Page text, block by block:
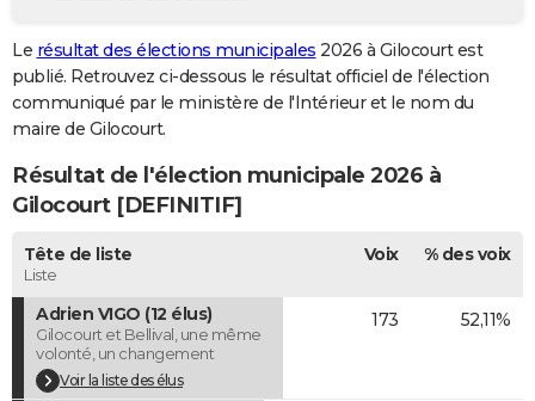
GUIDES D'ACHAT
BONS PLANS
CARTE DE VOEUX
Carte de Noël
Carte Bonne année
Carte Saint-Valentin
Carte Pâques
Carte d'anniversaire
DICTIONNAIRE
Dictionnaire
Biographies
Citations
Expressions
Proverbes
PROGRAMME TV
COPAINS D'AVANT
S'inscrire
Se connecter
Lycées
Collèges
Primaires
Universités
Entreprises
Service militaire
Avis de recherche
AVIS DE DÉCÈS
Le résultat des élections municipales 2026 à Gilocourt est
publié. Retrouvez ci-dessous le résultat officiel de l'élection
communiqué par le ministère de l'Intérieur et le nom du
maire de Gilocourt.
Résultat de l'élection municipale 2026 à
Gilocourt [DEFINITIF]
Tête de liste
Liste
Voix % des voix
Adrien VIGO (12 élus)
Gilocourt et Bellival, une même
volonté, un changement
Voir la liste des élus
173 52,11%